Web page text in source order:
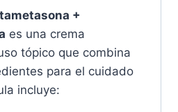
+
es una crema
tópico que combina
para el cuidado
incluye: